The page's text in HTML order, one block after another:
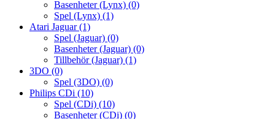
Basenheter (Lynx) (0)
Spel (Lynx) (1)
Atari Jaguar(1)
Spel (Jaguar) (0)
Basenheter (Jaguar) (0)
Tillbehör (Jaguar) (1)
3DO (0)
Spel (3DO) (0)
Philips CDi (10)
Spel (CDi) (10)
Basenheter (CDi) (0)